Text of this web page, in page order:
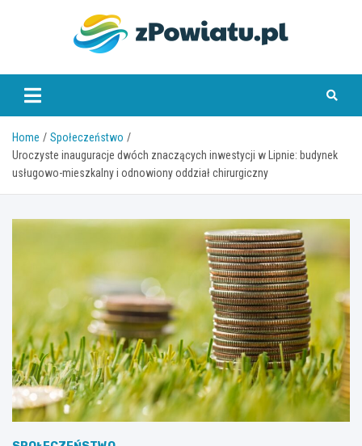
zpowiatu.pl
Home
Społeczeństwo
Uroczyste inauguracje dwóch znaczących inwestycji w Lipnie: budynek
usługowo-mieszkalny i odnowiony oddział chirurgiczny